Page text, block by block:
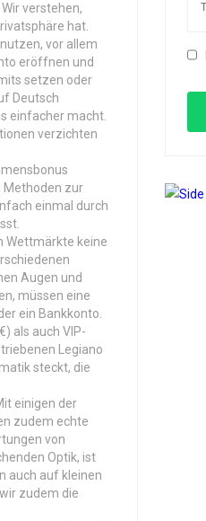
verstehen,
hat.
vor allem
eröffnen und
setzen oder
Deutsch
einfacher macht.
verzichten
Methoden zur
einmal durch
Wettmärkte keine
Augen und
müssen eine
ein Bankkonto.
als auch VIP-
Legiano
steckt, die
einigen der
zudem echte
von
Optik, ist
auch auf kleinen
zudem die